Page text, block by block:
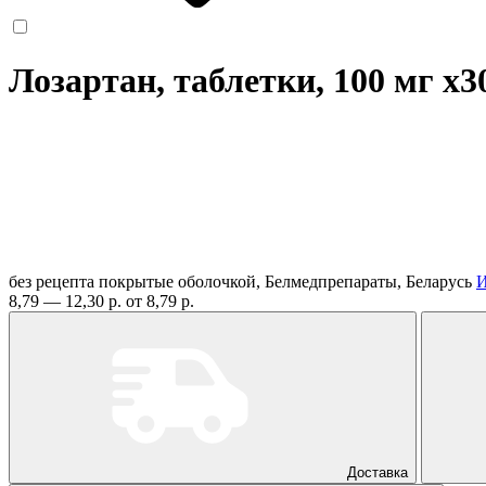
Лозартан, таблетки, 100 мг
без рецепта покрытые оболочкой, Белмедпрепараты, Беларусь
8,79 — 12,30 р. от 8,79 р.
Доставка